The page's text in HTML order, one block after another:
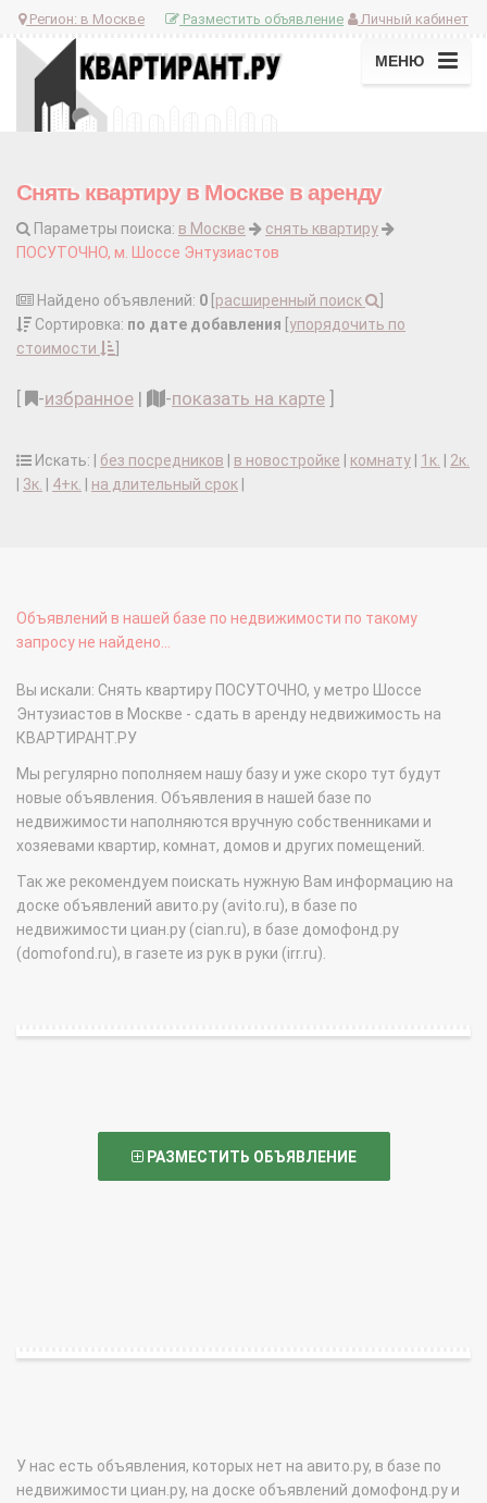
Регион: в Москве Личный кабинет
Разместить объявление
МЕНЮ
Снять квартиру в Москве в аренду
Параметры поиска: в Москве
снять квартиру
ПОСУТОЧНО, м. Шоссе Энтузиастов
Найдено объявлений: 0 расширенный поиск
Сортировка: по дате добавления упорядочить по
стоимости
-избранное | -показать на карте
Искать: | без посредников в новостройке комнату 1к.
2к.
3к. 4+к. на длительный срок
Объявлений в нашей базе по недвижимости по такому
запросу не найдено...
Вы искали: Снять квартиру ПОСУТОЧНО, у метро Шоссе
Энтузиастов в Москве - сдать в аренду недвижимость на
КВАРТИРАНТ.РУ
Мы регулярно пополняем нашу базу и уже скоро тут будут
новые объявления. Объявления в нашей базе по
недвижимости наполняются вручную собственниками и
хозяевами квартир, комнат, домов и других помещений.
Так же рекомендуем поискать нужную Вам информацию на
доске объявлений авито.ру (avito.ru), в базе по
недвижимости циан.ру (cian.ru), в базе домофонд.ру
(domofond.ru), в газете из рук в руки (irr.ru).
РАЗМЕСТИТЬ ОБЪЯВЛЕНИЕ
У нас есть объявления, которых нет на авито.ру, в базе по
недвижимости циан.ру, на доске объявлений домофонд.ру и